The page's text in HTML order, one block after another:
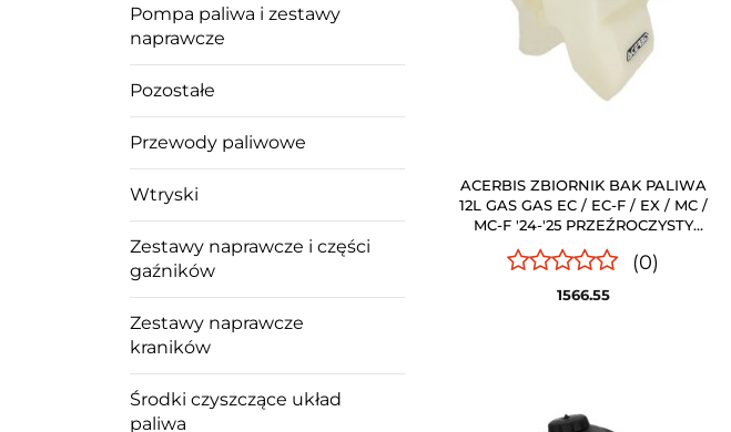
Pompa paliwa i zestawy
naprawcze
Pozostałe
Przewody paliwowe
Wtryski
Zestawy naprawcze i części
gaźników
Zestawy naprawcze
kraników
Środki czyszczące układ
paliwa
ACERBIS ZBIORNIK BAK PALIWA
12L GAS GAS EC / EC-F / EX / MC /
MC-F '24-'25 PRZEŹROCZYSTY
(BIAŁY / CLEAR)
(0)
1566.55